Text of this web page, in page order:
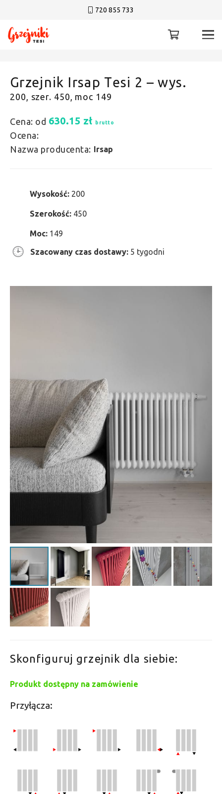
720 855 733
Grzejnik Irsap Tesi 2 – wys.
200, szer. 450, moc 149
Cena: od 630.15 zł brutto
Ocena:
Nazwa producenta: Irsap
Wysokość: 200
Szerokość: 450
Moc: 149
Szacowany czas dostawy: 5 tygodni
Skonfiguruj grzejnik dla siebie:
Produkt dostępny na zamówienie
Przyłącza: